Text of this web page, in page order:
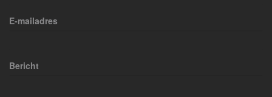
E-mailadres
Bericht